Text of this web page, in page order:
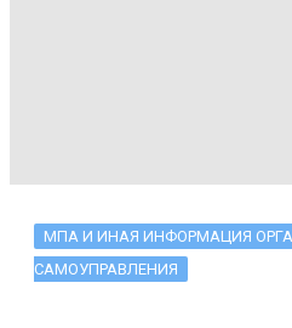
МПА И ИНАЯ ИНФОРМАЦИЯ
САМОУПРАВЛЕНИЯ